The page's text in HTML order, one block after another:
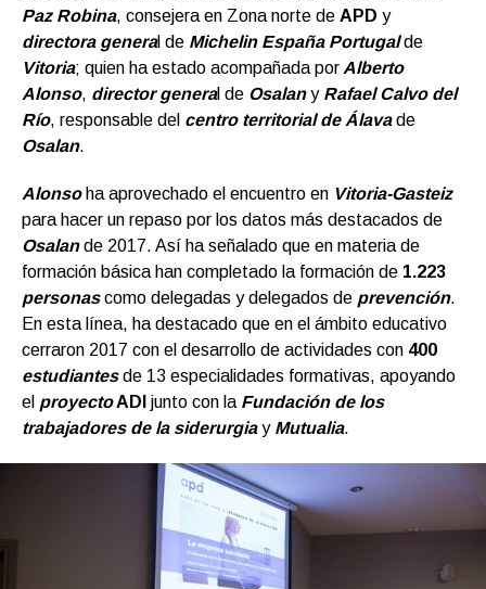
Paz Robina, consejera en Zona norte de APD y
directora general de Michelin España Portugalde
Vitoria; quien ha estado acompañada por Alberto
Alonso, director general de Osalan y Rafael Calvo del
Río, responsable del centro territorial de Álavade
Osalan.
Alonsoha aprovechado el encuentro en Vitoria-Gasteiz
para hacer un repaso por los datos más destacados de
Osalande 2017. Así ha señalado que en materia de
formación básica han completado la formación de 1.223
personascomo delegadas y delegados de prevención.
En esta línea, ha destacado que en el ámbito educativo
cerraron 2017 con el desarrollo de actividades con 400
estudiantesde 13 especialidades formativas, apoyando
el proyectoADI junto con la Fundación de los
trabajadores de la siderurgiay Mutualia.